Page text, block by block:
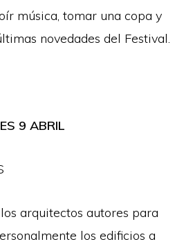
música, tomar una copa y
novedades del Festival.
9 ABRIL
arquitectos autores para
los edificios a